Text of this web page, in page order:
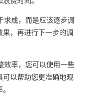
成，而是应该逐步调
，再进行下一步的调
率，您可以使用一些
以帮助您更准确地观